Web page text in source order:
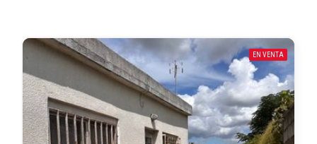
EN VENTA